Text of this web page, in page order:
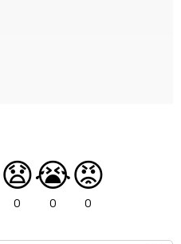
😧
0
😭
0
😡
0